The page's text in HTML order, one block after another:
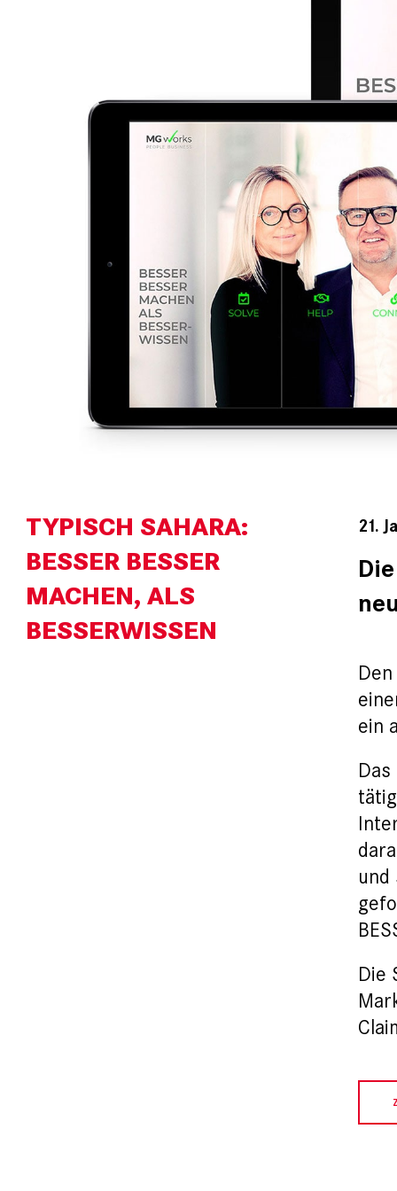
TYPISCH SAHARA:
BESSER BESSER
MACHEN, ALS
BESSERWISSEN
21.
ein
und
Die